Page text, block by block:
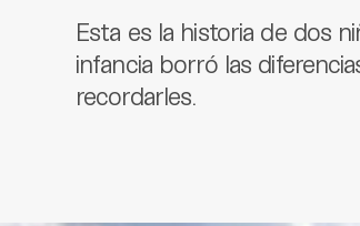
Esta es la historia de dos
infancia borró las
recordarles.